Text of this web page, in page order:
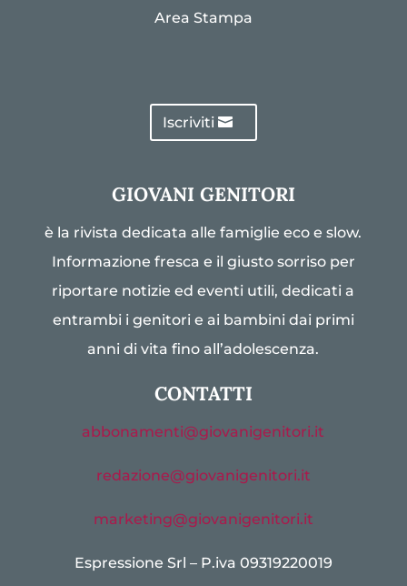
Area Stampa
Iscriviti
GIOVANI GENITORI
è la rivista dedicata alle famiglie eco e slow.
Informazione fresca e il giusto sorriso per
riportare notizie ed eventi utili, dedicati a
entrambi i genitori e ai bambini dai primi
anni di vita fino all’adolescenza.
CONTATTI
abbonamenti@giovanigenitori.it
redazione@giovanigenitori.it
marketing@giovanigenitori.it
Espressione Srl – P.iva 09319220019